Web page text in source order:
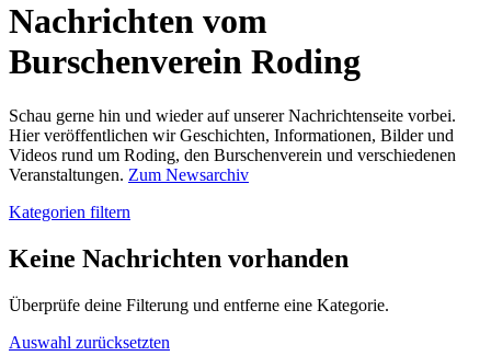
Nachrichten vom
Burschenverein Roding
Schau gerne hin und wieder auf unserer Nachrichtenseite vorbei.
Hier veröffentlichen wir Geschichten, Informationen, Bilder und
Videos rund um Roding, den Burschenverein und verschiedenen
Veranstaltungen. Zum Newsarchiv
Kategorien filtern
Keine Nachrichten vorhanden
Überprüfe deine Filterung und entferne eine Kategorie.
Auswahl zurücksetzten